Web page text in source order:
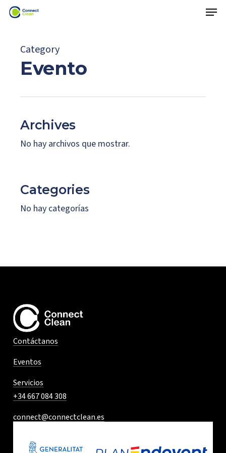
Skip
content
Menu
Category
Evento
Archives
No hay archivos que mostrar.
Categories
No hay categorías
Contáctanos
Eventos
Servicios
+34 667 084 308
connect@connectclean.es
Menu